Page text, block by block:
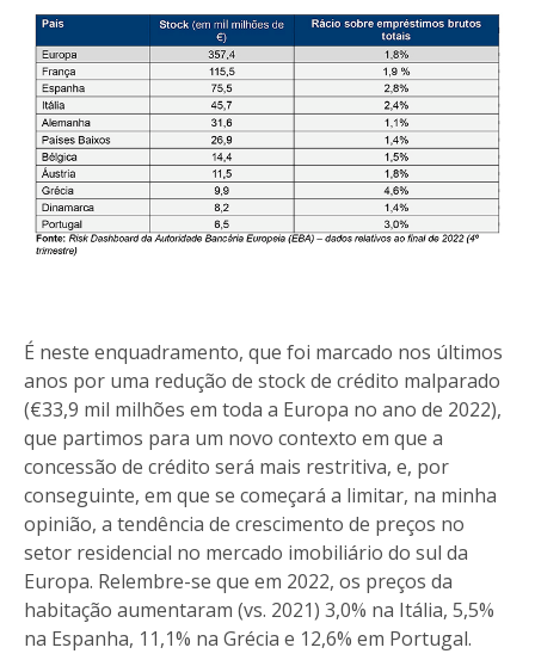
É neste enquadramento, que foi marcado nos últimos
anos por uma redução de stock de crédito malparado
(€33,9 mil milhões em toda a Europa no ano de 2022),
que partimos para um novo contexto em que a
concessão de crédito será mais restritiva, e, por
conseguinte, em que se começará a limitar, na minha
opinião, a tendência de crescimento de preços no
setor residencial no mercado imobiliário do sul da
Europa. Relembre-se que em 2022, os preços da
habitação aumentaram (vs. 2021) 3,0% na Itália, 5,5%
na Espanha, 11,1% na Grécia e 12,6% em Portugal.